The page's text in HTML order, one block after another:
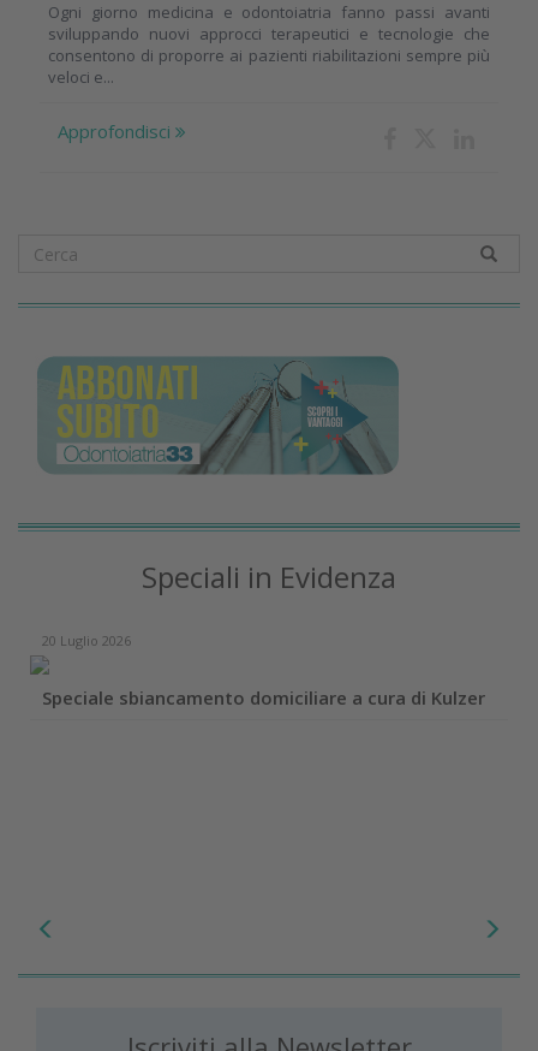
Ogni giorno medicina e odontoiatria fanno passi avanti
sviluppando nuovi approcci terapeutici e tecnologie che
consentono di proporre ai pazienti riabilitazioni sempre più
veloci e...
Approfondisci
Speciali in Evidenza
20 Luglio 2026
Speciale sbiancamento domiciliare a cura di Kulzer